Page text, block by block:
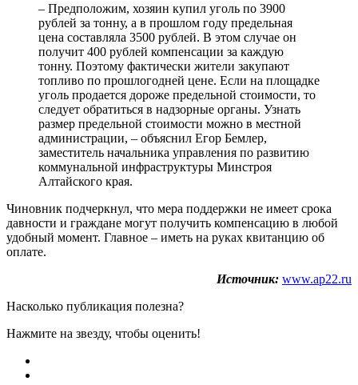
– Предположим, хозяин купил уголь по 3900
рублей за тонну, а в прошлом году предельная
цена составляла 3500 рублей. В этом случае он
получит 400 рублей компенсации за каждую
тонну. Поэтому фактически жители закупают
топливо по прошлогодней цене. Если на площадке
уголь продается дороже предельной стоимости, то
следует обратиться в надзорные органы. Узнать
размер предельной стоимости можно в местной
администрации, – объяснил Егор Бемлер,
заместитель начальника управления по развитию
коммунальной инфраструктуры Минстроя
Алтайского края.
Чиновник подчеркнул, что мера поддержки не имеет срока
давности и граждане могут получить компенсацию в любой
удобный момент. Главное – иметь на руках квитанцию об
оплате.
Источник: www.ap22.ru
Насколько публикация полезна?
Нажмите на звезду, чтобы оценить!